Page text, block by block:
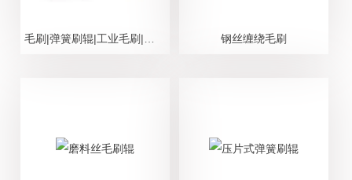
毛刷|弹簧刷辊|工业毛刷|工业刷|毛刷辊 钢丝缠绕毛刷